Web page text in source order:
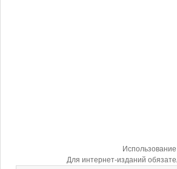
Для интернет-изданий